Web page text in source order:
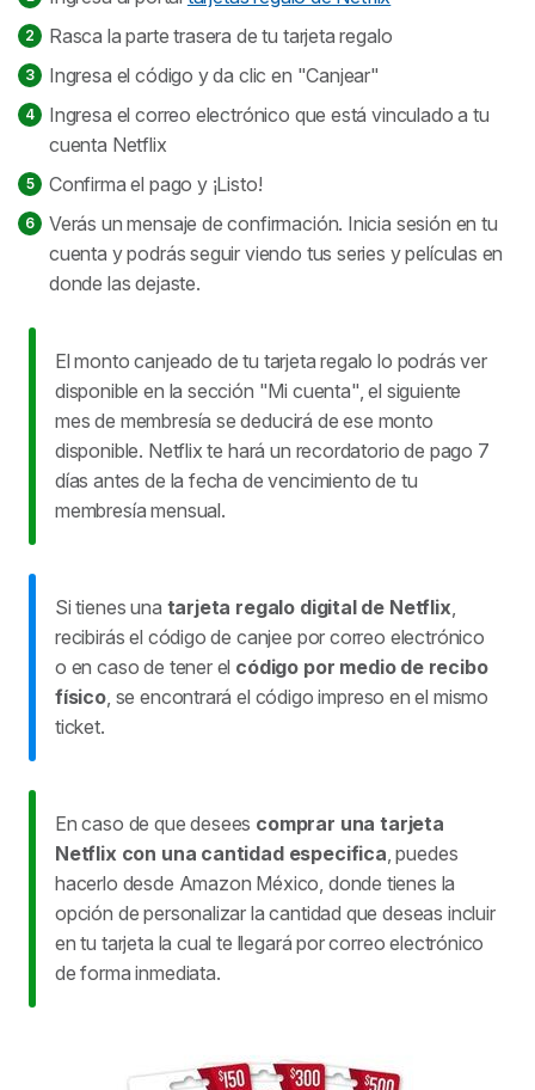
Rasca la parte trasera de tu tarjeta regalo
Ingresa el código y da clic en "Canjear"
Ingresa el correo electrónico que está vinculado a tu
cuenta Netflix
Confirma el pago y ¡Listo!
Verás un mensaje de confirmación. Inicia sesión en tu
cuenta y podrás seguir viendo tus series y películas en
donde las dejaste.
El monto canjeado de tu tarjeta regalo lo podrás ver
disponible en la sección "Mi cuenta", el siguiente
mes de membresía se deducirá de ese monto
disponible. Netflix te hará un recordatorio de pago 7
días antes de la fecha de vencimiento de tu
membresía mensual.
Si tienes una tarjeta regalo digital de Netflix,
recibirás el código de canjee por correo electrónico
o en caso de tener el código por medio de recibo
físico, se encontrará el código impreso en el mismo
ticket.
En caso de que desees comprar una tarjeta
Netflix con una cantidad especifica, puedes
hacerlo desde Amazon México, donde tienes la
opción de personalizar la cantidad que deseas incluir
en tu tarjeta la cual te llegará por correo electrónico
de forma inmediata.